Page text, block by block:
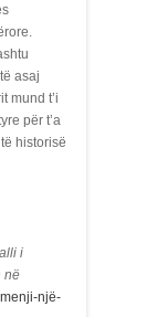
asaj
mund t’i
për t’a
historisë
i
në
një-